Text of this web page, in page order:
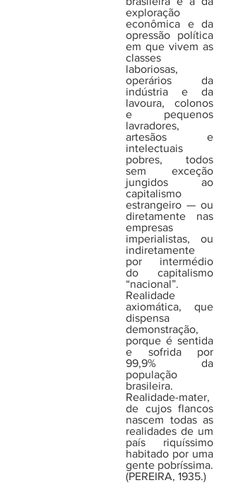
exploração
econômica e da
opressão política
em que vivem as
classes
laboriosas,
operários da
indústria e da
lavoura, colonos
e pequenos
lavradores,
artesãos e
intelectuais
pobres, todos
sem exceção
jungidos ao
capitalismo
estrangeiro — ou
diretamente nas
empresas
imperialistas, ou
indiretamente
por intermédio
do capitalismo
“nacional”.
Realidade
axiomática, que
dispensa
demonstração,
porque é sentida
e sofrida por
99,9% da
população
brasileira.
Realidade-mater,
de cujos flancos
nascem todas as
realidades de um
país riquíssimo
habitado por uma
gente pobríssima.
(PEREIRA, 1935.)